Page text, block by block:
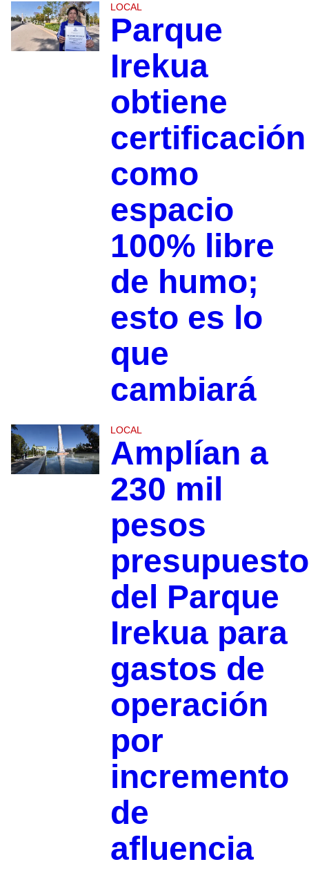
LOCAL
Parque
Irekua
obtiene
certificación
como
espacio
100% libre
de humo;
esto es lo
que
cambiará
LOCAL
Amplían a
230 mil
pesos
presupuesto
del Parque
Irekua para
gastos de
operación
por
incremento
de
afluencia